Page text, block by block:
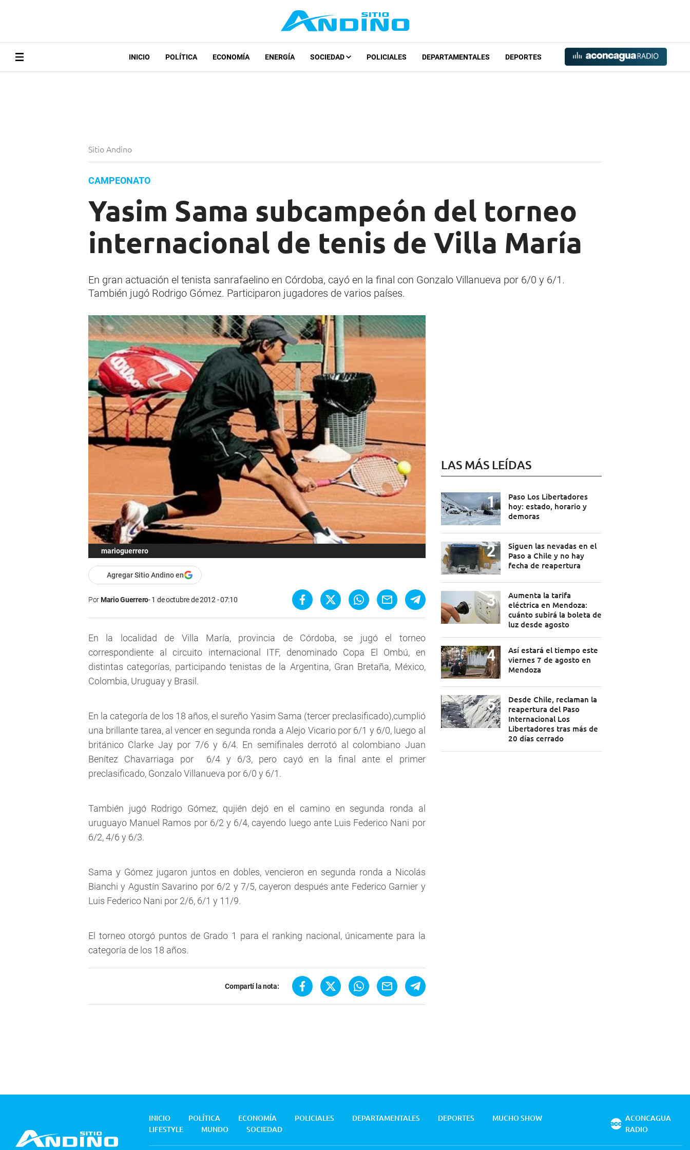
INICIO POLÍTICA ECONOMÍA ENERGÍA SOCIEDAD POLICIALES DEPARTAMENTALES DEPORTES
Sitio Andino
CAMPEONATO
Yasim Sama subcampeón del torneo
internacional de tenis de Villa María
En gran actuación el tenista sanrafaelino en Córdoba, cayó en la final con Gonzalo Villanueva por 6/0 y 6/1.
También jugó Rodrigo Gómez. Participaron jugadores de varios países.
marioguerrero
Agregar Sitio Andino en
PorMario Guerrero 1 de octubre de 2012 - 07:10
En la localidad de Villa María, provincia de Córdoba, se jugó el torneo
correspondiente al circuito internacional ITF, denominado Copa El Ombú, en
distintas categorías, participando tenistas de la Argentina, Gran Bretaña, México,
Colombia, Uruguay y Brasil.
En la categoría de los 18 años, el sureño Yasim Sama (tercer preclasificado),cumplió
una brillante tarea, al vencer en segunda ronda a Alejo Vicario por 6/1 y 6/0, luego al
británico Clarke Jay por 7/6 y 6/4. En semifinales derrotó al colombiano Juan
Benítez Chavarriaga por 6/4 y 6/3, pero cayó en la final ante el primer
preclasificado, Gonzalo Villanueva por 6/0 y 6/1.
También jugó Rodrigo Gómez, qujién dejó en el camino en segunda ronda al
uruguayo Manuel Ramos por 6/2 y 6/4, cayendo luego ante Luis Federico Nani por
6/2, 4/6 y 6/3.
Sama y Gómez jugaron juntos en dobles, vencieron en segunda ronda a Nicolás
Bianchi y Agustín Savarino por 6/2 y 7/5, cayeron después ante Federico Garnier y
Luis Federico Nani por 2/6, 6/1 y 11/9.
El torneo otorgó puntos de Grado 1 para el ranking nacional, únicamente para la
categoría de los 18 años.
Compartí la nota:
LAS MÁS LEÍDAS
Paso Los Libertadores
hoy: estado, horario y
demoras
Siguen las nevadas en el
Paso a Chile y no hay
fecha de reapertura
Aumenta la tarifa
eléctrica en Mendoza:
cuánto subirá la boleta de
luz desde agosto
Así estará el tiempo este
viernes 7 de agosto en
Mendoza
Desde Chile, reclaman la
reapertura del Paso
Internacional Los
Libertadores tras más de
20 días cerrado
INICIO POLÍTICA ECONOMÍA POLICIALES DEPARTAMENTALES DEPORTES
MUCHO SHOW
LIFESTYLE
MUNDO SOCIEDAD
ACONCAGUA
RADIO